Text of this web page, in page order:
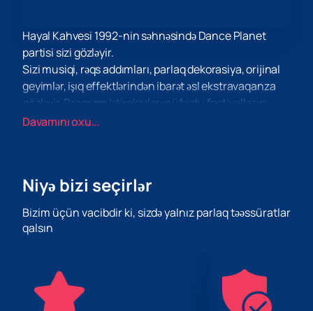
Hayal Kahvesi 1992-nin səhnəsində Dance Planet
partisi sizi gözləyir.
Sizi musiqi, rəqs addımları, parlaq dekorasiya, orijinal
geyimlər, işıq effektlərindən ibarət əsl ekstravaqanza
gözləyir. Proqram iştirakçıları nüfuzlu festivalların,
müsabiqələrin və rəqs layihələrinin laureatlarıdır. Hər
təcrübələr yoxdursa, ziyafətə getmək qərarı bütün bu
yüksək səslə alqışlamağa və hətta tullanmağa hazır
olun!
Davamını oxu...
Niyə bizi seçirlər
Bizim üçün vacibdir ki, sizdə yalnız parlaq təəssüratlar
qalsın